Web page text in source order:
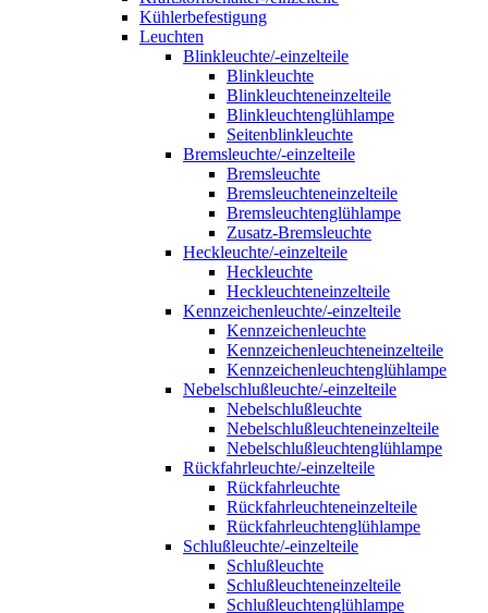
Kühlerbefestigung
Leuchten
Blinkleuchte/-einzelteile
Blinkleuchte
Blinkleuchteneinzelteile
Blinkleuchtenglühlampe
Seitenblinkleuchte
Bremsleuchte/-einzelteile
Bremsleuchte
Bremsleuchteneinzelteile
Bremsleuchtenglühlampe
Zusatz-Bremsleuchte
Heckleuchte/-einzelteile
Heckleuchte
Heckleuchteneinzelteile
Kennzeichenleuchte/-einzelteile
Kennzeichenleuchte
Kennzeichenleuchteneinzelteile
Kennzeichenleuchtenglühlampe
Nebelschlußleuchte/-einzelteile
Nebelschlußleuchte
Nebelschlußleuchteneinzelteile
Nebelschlußleuchtenglühlampe
Rückfahrleuchte/-einzelteile
Rückfahrleuchte
Rückfahrleuchteneinzelteile
Rückfahrleuchtenglühlampe
Schlußleuchte/-einzelteile
Schlußleuchte
Schlußleuchteneinzelteile
Schlußleuchtenglühlampe